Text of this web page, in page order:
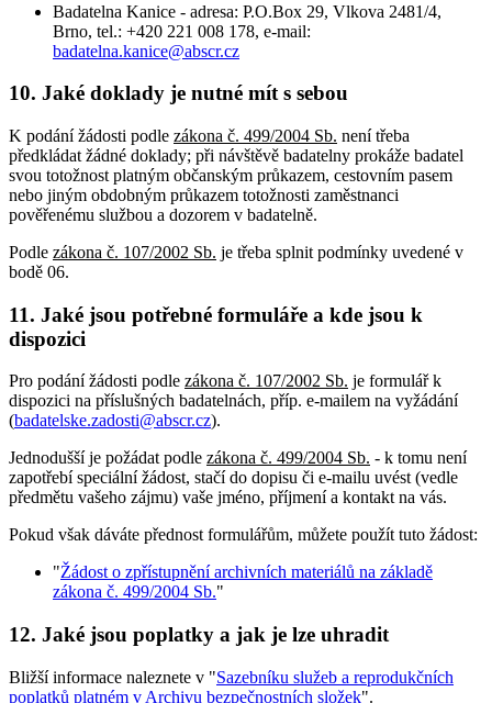
Badatelna Kanice - adresa: P.O.Box 29, Vlkova 2481/4,
Brno, tel.: +420 221 008 178, e-mail:
badatelna.kanice@abscr.cz
10. Jaké doklady je nutné mít s sebou
K podání žádosti podle zákona č. 499/2004 Sb. není třeba
předkládat žádné doklady; při návštěvě badatelny prokáže badatel
svou totožnost platným občanským průkazem, cestovním pasem
nebo jiným obdobným průkazem totožnosti zaměstnanci
pověřenému službou a dozorem v badatelně.
Podle zákona č. 107/2002 Sb. je třeba splnit podmínky uvedené v
bodě 06.
11. Jaké jsou potřebné formuláře a kde jsou k
dispozici
Pro podání žádosti podle zákona č. 107/2002 Sb. je formulář k
dispozici na příslušných badatelnách, příp. e-mailem na vyžádání
(badatelske.zadosti@abscr.cz).
Jednodušší je požádat podle zákona č. 499/2004 Sb. - k tomu není
zapotřebí speciální žádost, stačí do dopisu či e-mailu uvést (vedle
předmětu vašeho zájmu) vaše jméno, příjmení a kontakt na vás.
Pokud však dáváte přednost formulářům, můžete použít tuto žádost:
"Žádost o zpřístupnění archivních materiálů na základě
zákona č. 499/2004 Sb."
12. Jaké jsou poplatky a jak je lze uhradit
Bližší informace naleznete v "Sazebníku služeb a reprodukčních
poplatků platném v Archivu bezpečnostních složek".